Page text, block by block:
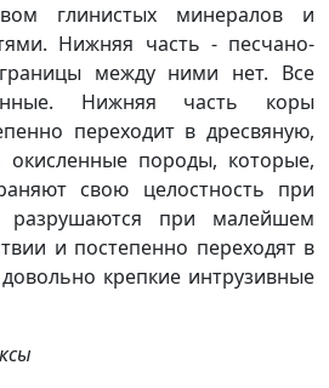
глинистых минералов и
Нижняя часть - песчано-
между ними нет. Все
Нижняя часть коры
переходит в дресвяную,
породы, которые,
свою целостность при
разрушаются при малейшем
и постепенно переходят в
крепкие интрузивные